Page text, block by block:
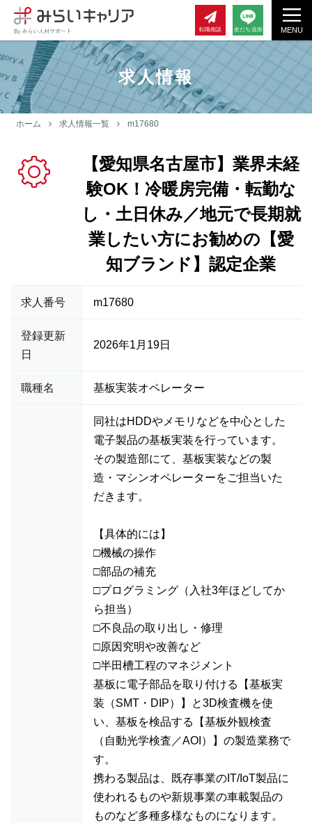
MENU
転職相談 友だち追加
求人情報
ホーム 求人情報一覧 m17680
【愛知県名古屋市】業界未経
験OK！冷暖房完備・転勤な
し・土日休み／地元で長期就
業したい方にお勧めの【愛
知ブランド】認定企業
求人番号 m17680
登録更新
日
2026年1月19日
職種名 基板実装オペレーター
同社はHDDやメモリなどを中心とした
電子製品の基板実装を行っています。
その製造部にて、基板実装などの製
造・マシンオペレーターをご担当いた
だきます。
【具体的には】
□機械の操作
□部品の補充
□プログラミング（入社3年ほどしてか
ら担当）
□不良品の取り出し・修理
□原因究明や改善など
□半田槽工程のマネジメント
基板に電子部品を取り付ける【基板実
装（SMT・DIP）】と3D検査機を使
い、基板を検品する【基板外観検査
（自動光学検査／AOI）】の製造業務で
す。
携わる製品は、既存事業のIT/IoT製品に
使われるものや新規事業の車載製品の
ものなど多種多様なものになります。